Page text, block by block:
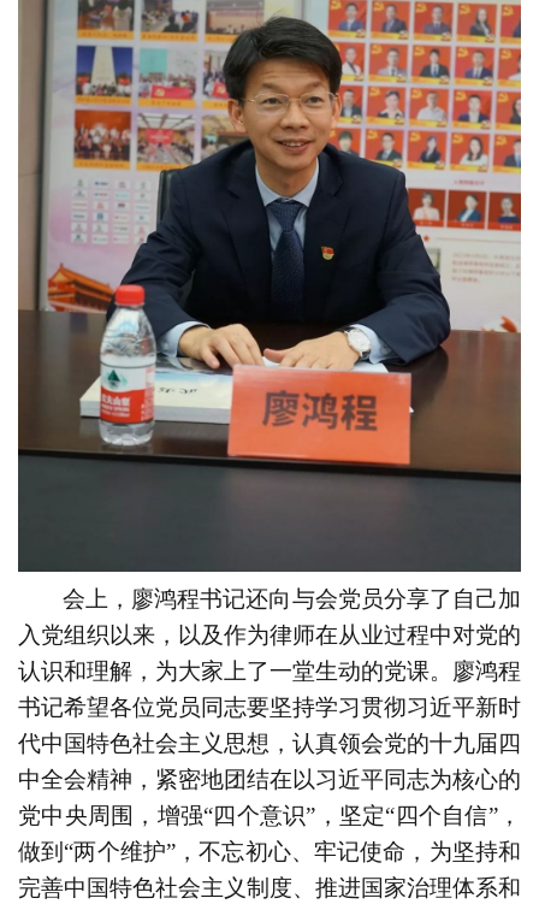
会上， 廖鸿程书记还向与会党员分享了自己加
入党组织以来，以及作为律师在从业过程中对党的
认识和理解，为大家上了一堂生动的党课。 廖鸿程
书记希望各位党员同志要坚持学习贯彻习近平新时
代中国特色社会主义思想，认真领会党的十九届四
中全会精神，紧密地团结在以习近平同志为核心的
党中央周围，增强“四个意识”，坚定“四个自信”，
做到“两个维护”，不忘初心、牢记使命，为坚持和
完善中国特色社会主义制度、推进国家治理体系和